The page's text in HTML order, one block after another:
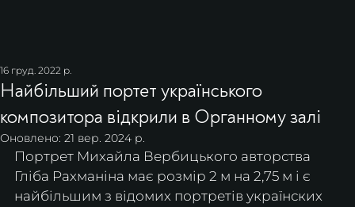
Найбільший портет українського
композитора відкрили в Органному залі
16 груд. 2022 р.
Оновлено: 21 вер. 2024 р.
Портрет Михайла Вербицького авторства
Гліба Рахманіна має розмір 2 м на 2,75 м і є
найбільшим з відомих портретів українских